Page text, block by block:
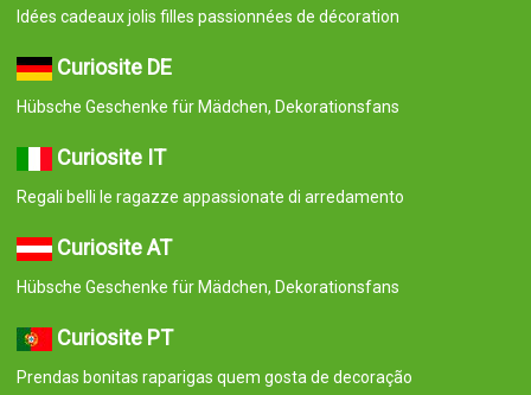
Idées cadeaux jolis filles passionnées de décoration
Curiosite DE
Hübsche Geschenke für Mädchen, Dekorationsfans
Curiosite IT
Regali belli le ragazze appassionate di arredamento
Curiosite AT
Hübsche Geschenke für Mädchen, Dekorationsfans
Curiosite PT
Prendas bonitas raparigas quem gosta de decoração